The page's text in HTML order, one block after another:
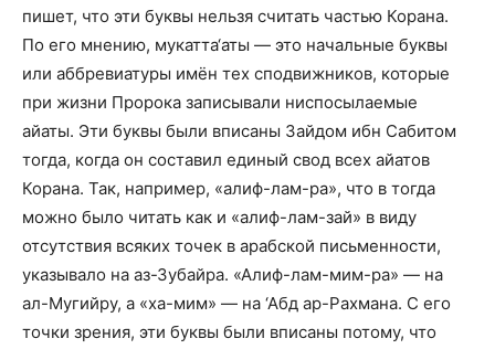
пишет, что эти буквы нельзя считать частью Корана.
По его мнению, мукатта‘аты — это начальные буквы
или аббревиатуры имён тех сподвижников, которые
при жизни Пророка записывали ниспосылаемые
айаты. Эти буквы были вписаны Зайдом ибн Сабитом
тогда, когда он составил единый свод всех айатов
Корана. Так, например, «алиф-лам-ра», что в тогда
можно было читать как и «алиф-лам-зай» в виду
отсутствия всяких точек в арабской письменности,
указывало на аз-Зубайра. «Алиф-лам-мим-ра» — на
ал-Мугийру, а «ха-мим» — на ‘Абд ар-Рахмана. С его
точки зрения, эти буквы были вписаны потому, что